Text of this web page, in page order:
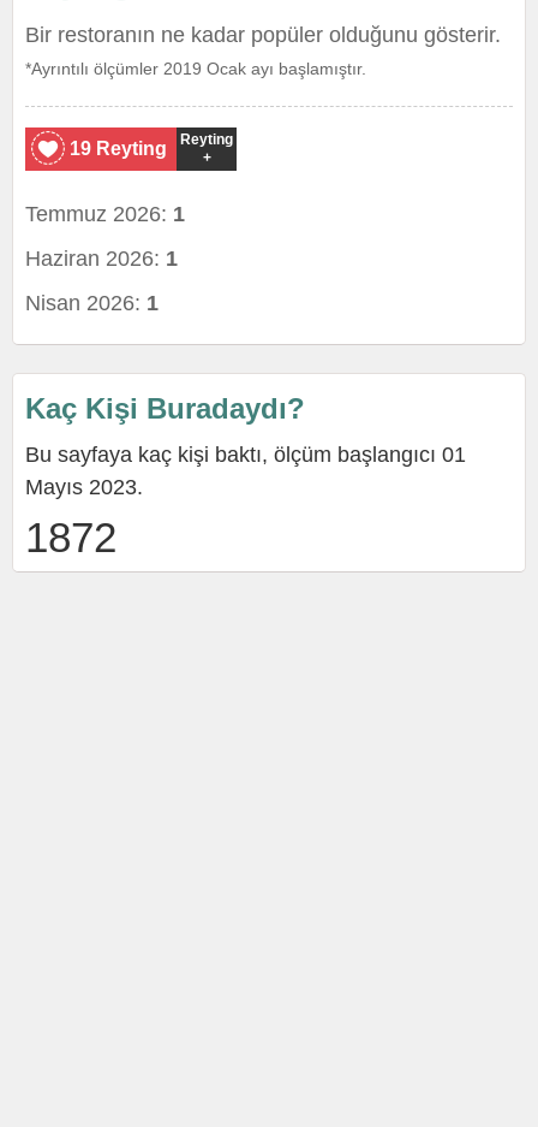
Bir restoranın ne kadar popüler olduğunu gösterir.
*Ayrıntılı ölçümler 2019 Ocak ayı başlamıştır.
19 Reyting
Reyting
+
Temmuz 2026: 1
Haziran 2026: 1
Nisan 2026: 1
Kaç Kişi Buradaydı?
Bu sayfaya kaç kişi baktı, ölçüm başlangıcı 01
Mayıs 2023.
1872